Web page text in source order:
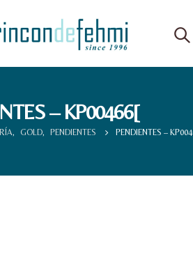
– KP00466[
, GOLD, PENDIENTES PENDIENTES –